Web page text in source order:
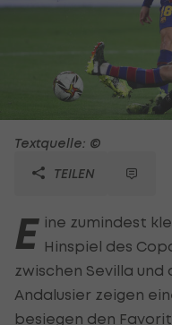
Textquelle: ©
TEILEN
E ine zumindest
Hinspiel des
zwischen Sevilla und
Andalusier zeigen
besiegen den